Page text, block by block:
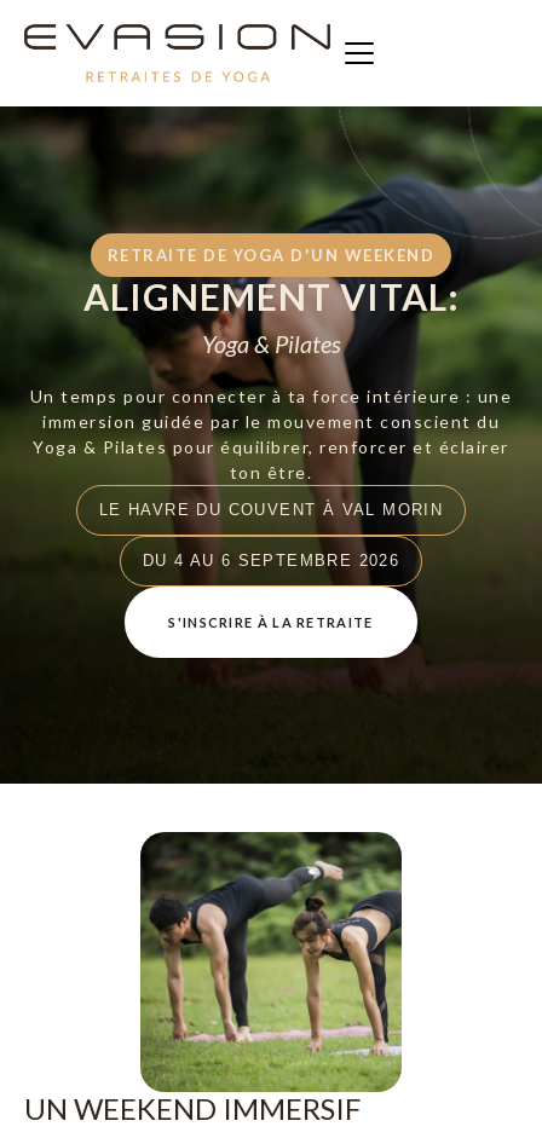
RETRAITE DE YOGA D'UN WEEKEND
ALIGNEMENT VITAL:
Yoga & Pilates
Un temps pour connecter à ta force intérieure : une
immersion guidée par le mouvement conscient du
Yoga & Pilates pour équilibrer, renforcer et éclairer
ton être.
LE HAVRE DU COUVENT À VAL MORIN
DU 4 AU 6 SEPTEMBRE 2026
S'INSCRIRE À LA RETRAITE
UN WEEKEND IMMERSIF